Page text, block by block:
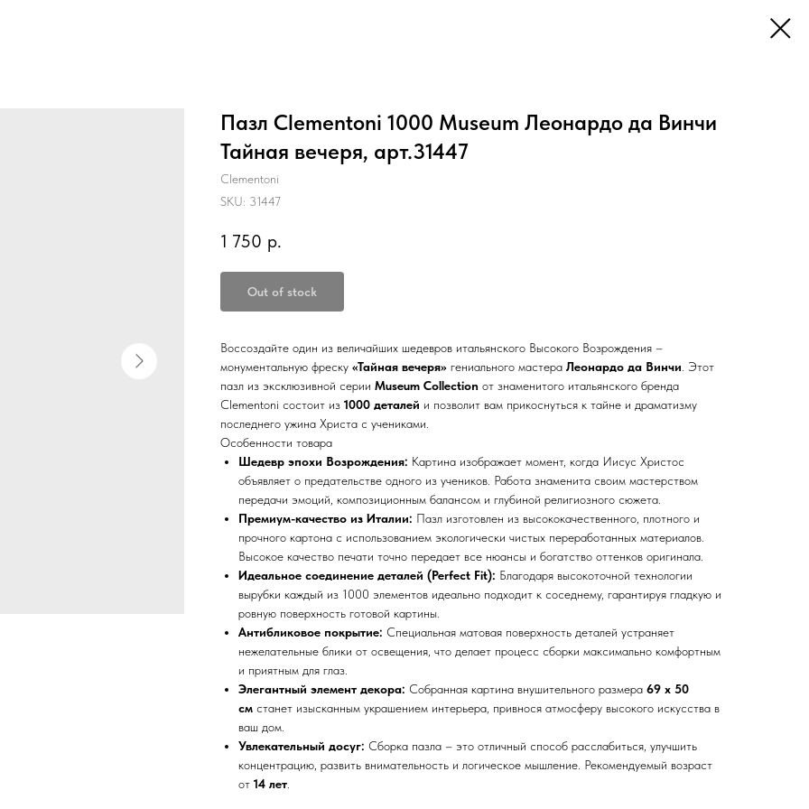
Пазл Clementoni 1000 Museum Леонардо да Винчи
Тайная вечеря, арт.31447
Clementoni
SKU: 31447
1 750 р.
Out of stock
Воссоздайте один из величайших шедевров итальянского Высокого Возрождения –
монументальную фреску «Тайная вечеря» гениального мастера Леонардо да Винчи. Этот
пазл из эксклюзивной серии Museum Collection от знаменитого итальянского бренда
Clementoni состоит из 1000 деталей и позволит вам прикоснуться к тайне и драматизму
последнего ужина Христа с учениками.
Особенности товара
Шедевр эпохи Возрождения: Картина изображает момент, когда Иисус Христос
объявляет о предательстве одного из учеников. Работа знаменита своим мастерством
передачи эмоций, композиционным балансом и глубиной религиозного сюжета.
Премиум-качество из Италии: Пазл изготовлен из высококачественного, плотного и
прочного картона с использованием экологически чистых переработанных материалов.
Высокое качество печати точно передает все нюансы и богатство оттенков оригинала.
Идеальное соединение деталей (Perfect Fit): Благодаря высокоточной технологии
вырубки каждый из 1000 элементов идеально подходит к соседнему, гарантируя гладкую и
ровную поверхность готовой картины.
Антибликовое покрытие: Специальная матовая поверхность деталей устраняет
нежелательные блики от освещения, что делает процесс сборки максимально комфортным
и приятным для глаз.
Элегантный элемент декора: Собранная картина внушительного размера 69 х 50
см станет изысканным украшением интерьера, привнося атмосферу высокого искусства в
ваш дом.
Увлекательный досуг: Сборка пазла – это отличный способ расслабиться, улучшить
концентрацию, развить внимательность и логическое мышление. Рекомендуемый возраст
от 14 лет.